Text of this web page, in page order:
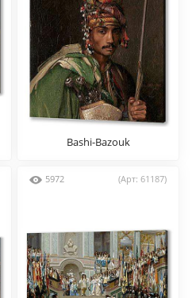
Bashi-Bazouk
5972 (Арт: 61187)